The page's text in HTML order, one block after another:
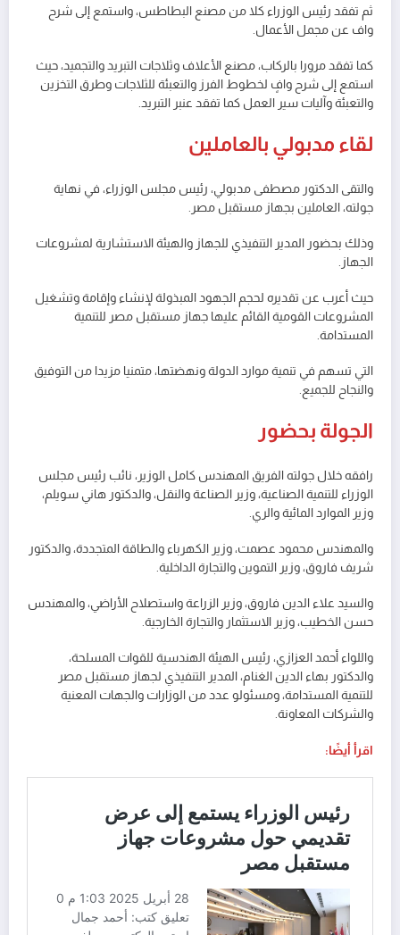
ثم تفقد رئيس الوزراء كلا من مصنع البطاطس، واستمع إلى شرح
واف عن مجمل الأعمال.
كما تفقد مرورا بالركاب، مصنع الأعلاف وثلاجات التبريد والتجميد، حيث
استمع إلى شرح وافٍ لخطوط الفرز والتعبئة للثلاجات وطرق التخزين
والتعبئة وآليات سير العمل كما تفقد عنبر التبريد.
لقاء مدبولي بالعاملين
والتقى الدكتور مصطفى مدبولي، رئيس مجلس الوزراء، في نهاية
جولته، العاملين بجهاز مستقبل مصر.
وذلك بحضور المدير التنفيذي للجهاز والهيئة الاستشارية لمشروعات
الجهاز.
حيث أعرب عن تقديره لحجم الجهود المبذولة لإنشاء وإقامة وتشغيل
المشروعات القومية القائم عليها جهاز مستقبل مصر للتنمية
المستدامة.
التي تسهم في تنمية موارد الدولة ونهضتها، متمنيا مزيدا من التوفيق
والنجاح للجميع.
الجولة بحضور
رافقه خلال جولته الفريق المهندس كامل الوزير، نائب رئيس مجلس
الوزراء للتنمية الصناعية، وزير الصناعة والنقل، والدكتور هاني سويلم،
وزير الموارد المائية والري.
والمهندس محمود عصمت، وزير الكهرباء والطاقة المتجددة، والدكتور
شريف فاروق، وزير التموين والتجارة الداخلية.
والسيد علاء الدين فاروق، وزير الزراعة واستصلاح الأراضي، والمهندس
حسن الخطيب، وزير الاستثمار والتجارة الخارجية.
واللواء أحمد العزازي، رئيس الهيئة الهندسية للقوات المسلحة،
والدكتور بهاء الدين الغنام، المدير التنفيذي لجهاز مستقبل مصر
للتنمية المستدامة، ومسئولو عدد من الوزارات والجهات المعنية
والشركات المعاونة.
اقرأ أيضًا: